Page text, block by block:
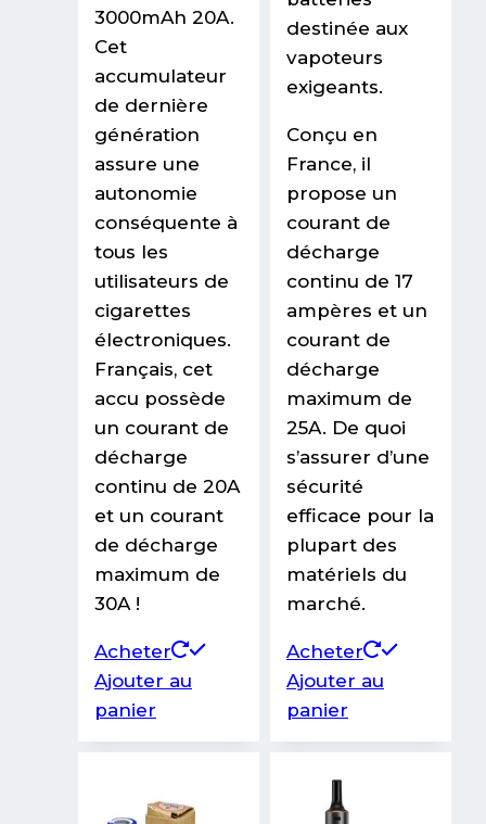
3000mAh 20A.
Cet
accumulateur
de dernière
génération
assure une
autonomie
conséquente à
tous les
utilisateurs de
cigarettes
électroniques.
Français, cet
accu possède
un courant de
décharge
continu de 20A
et un courant
de décharge
maximum de
30A !
Acheter
Ajouter au
panier
destinée aux
vapoteurs
exigeants.
Conçu en
France, il
propose un
courant de
décharge
continu de 17
ampères et un
courant de
décharge
maximum de
25A. De quoi
s’assurer d’une
sécurité
efficace pour la
plupart des
matériels du
marché.
Acheter
Ajouter au
panier